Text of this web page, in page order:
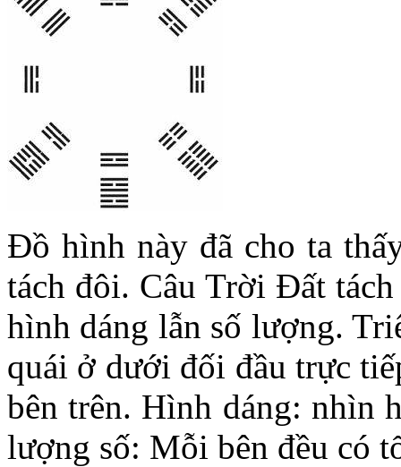
Đồ hình này đã cho ta
tách đôi. Câu Trời Đất
hình dáng lẫn số lượng.
quái ở dưới đối đầu trực
bên trên. Hình dáng: nhìn
lượng số: Mỗi bên đều có